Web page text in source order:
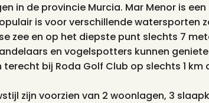
in de provincie Murcia. Mar Menor is
is voor verschillende watersporten
zee en op het diepste punt slechts 7
en vogelspotters kunnen
bij Roda Golf Club op slechts 1 km
zijn voorzien van 2 woonlagen, 3